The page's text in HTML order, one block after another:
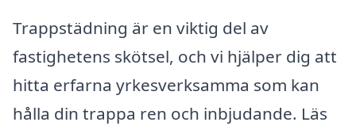
Trappstädning är en viktig del av
fastighetens skötsel, och vi hjälper dig att
hitta erfarna yrkesverksamma som kan
hålla din trappa ren och inbjudande. Läs